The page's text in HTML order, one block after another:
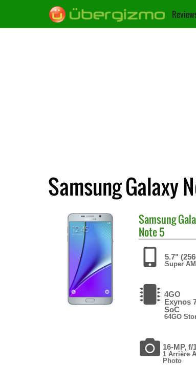
Samsung Galaxy
Samsung
Note 5
5.7"
Super
4GO
Exynos
SoC
64GO
16-MP, f/
1 Arrière
Photo